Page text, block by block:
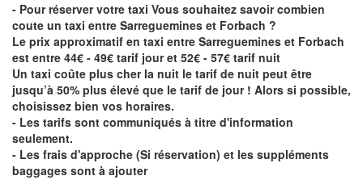
- Pour réserver votre taxi Vous souhaitez savoircombien
coute un taxi entre Sarreguemines et Forbach ?
Le prix approximatif en taxi entre Sarreguemines et Forbach
est entre 44€ - 49€ tarif jour et 52€ - 57€ tarif nuit
Un taxi coûte plus cher la nuit le tarif de nuit peut être
jusqu’à 50% plus élevé que le tarif de jour ! Alors si possible,
choisissez bien vos horaires.
- Les tarifs sont communiqués à titre d'information
seulement.
- Les frais d'approche (Si réservation) et les suppléments
baggages sont à ajouter